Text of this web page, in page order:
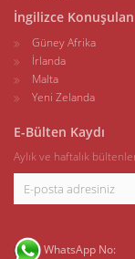
İngilizce
Güney Afrika
İrlanda
Malta
Yeni Zelanda
E-Bülten Kaydı
Aylık ve haftalık
WhatsApp No: